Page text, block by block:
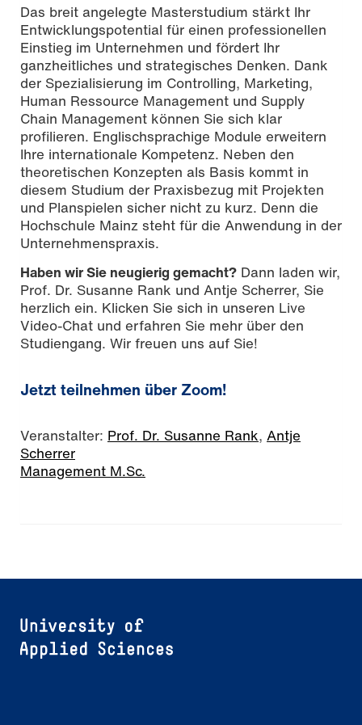
Das breit angelegte Masterstudium stärkt Ihr
Entwicklungspotential für einen professionellen
Einstieg im Unternehmen und fördert Ihr
ganzheitliches und strategisches Denken. Dank
der Spezialisierung im Controlling, Marketing,
Human Ressource Management und Supply
Chain Management können Sie sich klar
profilieren. Englischsprachige Module erweitern
Ihre internationale Kompetenz. Neben den
theoretischen Konzepten als Basis kommt in
diesem Studium der Praxisbezug mit Projekten
und Planspielen sicher nicht zu kurz. Denn die
Hochschule Mainz steht für die Anwendung in der
Unternehmenspraxis.
Haben wir Sie neugierig gemacht? Dann laden wir,
Prof. Dr. Susanne Rank und Antje Scherrer, Sie
herzlich ein. Klicken Sie sich in unseren Live
Video-Chat und erfahren Sie mehr über den
Studiengang. Wir freuen uns auf Sie!
Jetzt teilnehmen über Zoom!
Veranstalter: Prof. Dr. Susanne Rank, Antje
Scherrer
Management M.Sc.